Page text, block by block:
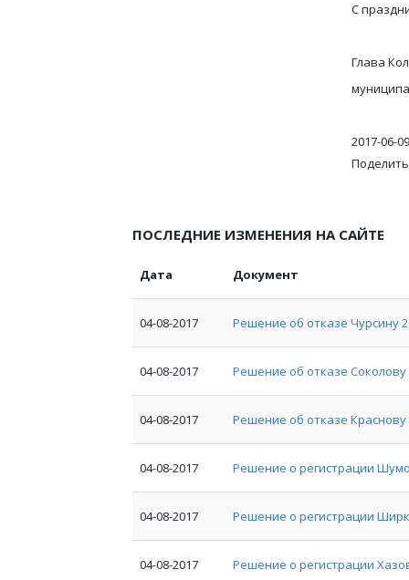
С
Глава
2017-06-09
ПОСЛЕДНИЕ ИЗМЕНЕНИЯ НА САЙТЕ
Дата Документ
04-08-2017 Решение об отказе Чурсину
04-08-2017 Решение об отказе Соколову
04-08-2017 Решение об отказе Краснову
04-08-2017 Решение о регистрации
04-08-2017 Решение о регистрации
04-08-2017 Решение о регистрации